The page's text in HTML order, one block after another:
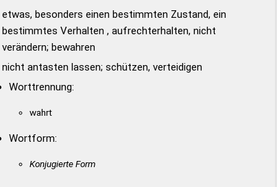
etwas, besonders einen bestimmten Zustand, ein
bestimmtes Verhalten , aufrechterhalten, nicht
verändern; bewahren
nicht antasten lassen; schützen, verteidigen
Worttrennung:
wahrt
Wortform:
Konjugierte Form